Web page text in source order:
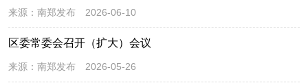
来源： 南郑发布 2026-06-10
区委常委会召开（扩大）会议
来源： 南郑发布 2026-05-26